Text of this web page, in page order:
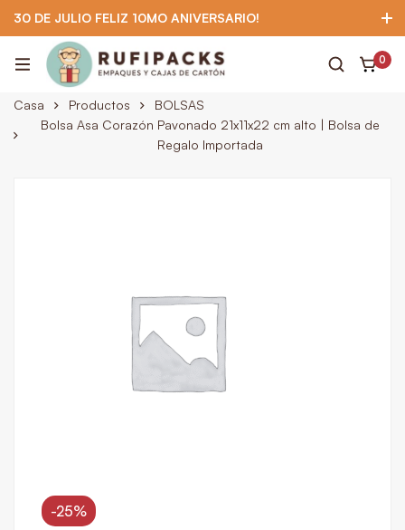
30 DE JULIO FELIZ 10MO ANIVERSARIO!
922 295 403
0
Casa Productos
BOLSAS
Bolsa Asa Corazón Pavonado 21x11x22 cm alto | Bolsa de
Regalo Importada
-25%